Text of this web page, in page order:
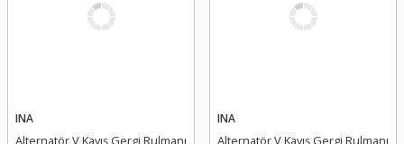
INA
Alternatör V Kayış Gergi Rulmanı
INA
Alternatör V Kayış Gergi Rulmanı